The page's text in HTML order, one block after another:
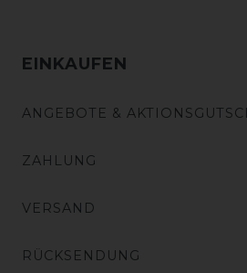
EINKAUFEN
ANGEBOTE &
ZAHLUNG
VERSAND
RÜCKSENDUNG